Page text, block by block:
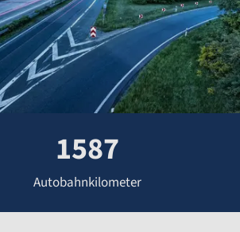
Autobahnkilometer
1587